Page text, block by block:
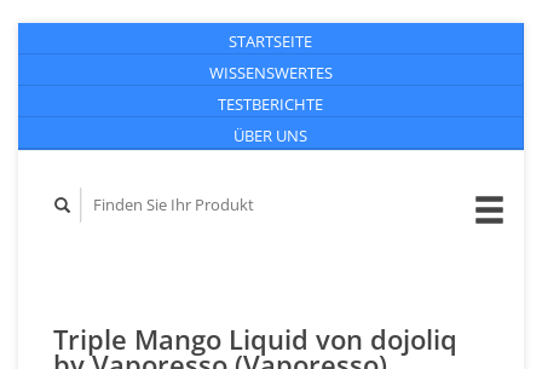
STARTSEITE
WISSENSWERTES
TESTBERICHTE
ÜBER UNS
Triple Mango Liquid von dojoliq